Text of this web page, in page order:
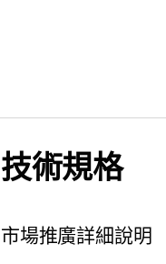
技術規格
市場推廣詳細說明